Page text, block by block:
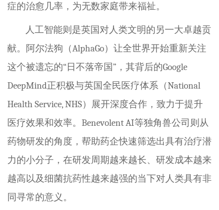
症的治愈几率，为无数家庭带来福祉。
人工智能则是英国对人类文明的另一大卓越贡
献。阿尔法狗（AlphaGo）让全世界开始重新关注
这个被遗忘的“日不落帝国” ，其背后的Google
DeepMind正积极与英国全民医疗体系（National
Health Service, NHS）展开深度合作，致力于提升
医疗效果和效率。 BenevolentAI等独角兽公司则从
药物研发的角度，帮助药企快速筛选出具有治疗潜
力的小分子，在研发周期越来越长、研发成本越来
越高以及细菌抗药性越来越强的当下对人类具有非
同寻常的意义。